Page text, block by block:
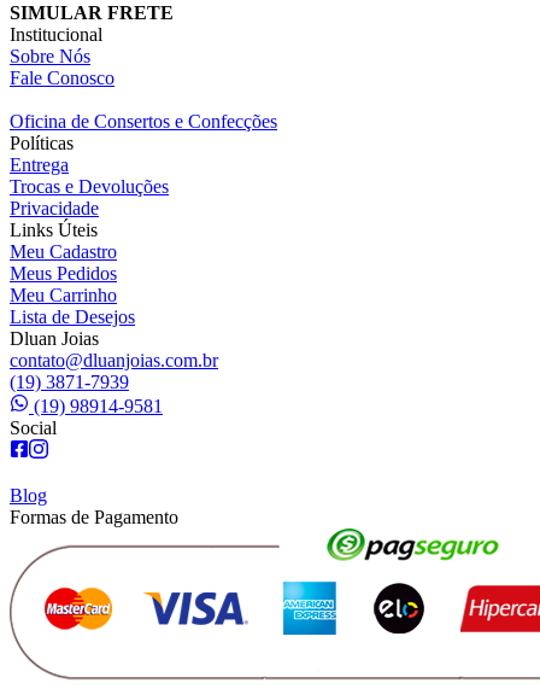
SIMULAR FRETE
Institucional
Sobre Nós
Fale Conosco
Oficina de Consertos e Confecções
Políticas
Entrega
Trocas e Devoluções
Privacidade
Links Úteis
Meu Cadastro
Meus Pedidos
Meu Carrinho
Lista de Desejos
Dluan Joias
contato@dluanjoias.com.br
(19) 3871-7939
(19) 98914-9581
Social
Blog
Formas de Pagamento